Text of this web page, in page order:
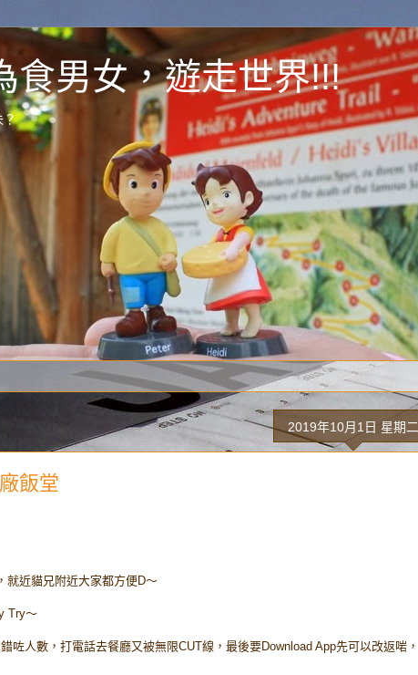
食男女，遊走世界!!!
？
2019年10月1日 星期二
飯堂
近貓兄附近大家都方便D～
Try～
咗人數，打電話去餐廳又被無限CUT線，最後要Download App先可以改返啱，